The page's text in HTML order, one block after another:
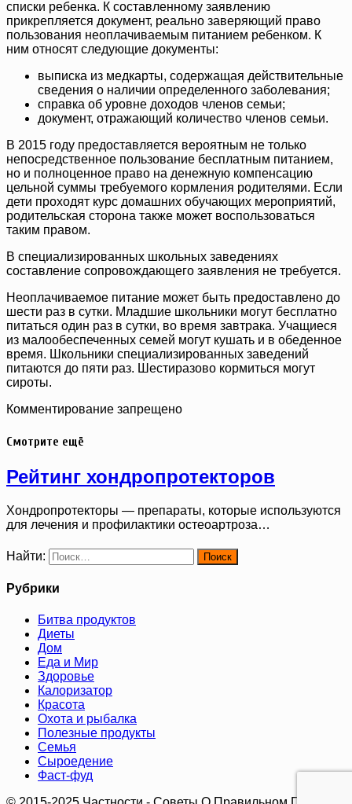
списки ребенка. К составленному заявлению
прикрепляется документ, реально заверяющий право
пользования неоплачиваемым питанием ребенком. К
ним относят следующие документы:
выписка из медкарты, содержащая действительные
сведения о наличии определенного заболевания;
справка об уровне доходов членов семьи;
документ, отражающий количество членов семьи.
В 2015 году предоставляется вероятным не только
непосредственное пользование бесплатным питанием,
но и полноценное право на денежную компенсацию
цельной суммы требуемого кормления родителями. Если
дети проходят курс домашних обучающих мероприятий,
родительская сторона также может воспользоваться
таким правом.
В специализированных школьных заведениях
составление сопровождающего заявления не требуется.
Неоплачиваемое питание может быть предоставлено до
шести раз в сутки. Младшие школьники могут бесплатно
питаться один раз в сутки, во время завтрака. Учащиеся
из малообеспеченных семей могут кушать и в обеденное
время. Школьники специализированных заведений
питаются до пяти раз. Шестиразово кормиться могут
сироты.
Комментирование запрещено
Смотрите ещё
Рейтинг хондропротекторов
Хондропротекторы — препараты, которые используются
для лечения и профилактики остеоартроза…
Найти:
Рубрики
Битва продуктов
Диеты
Дом
Еда и Мир
Здоровье
Калоризатор
Красота
Охота и рыбалка
Полезные продукты
Семья
Сыроедение
Фаст-фуд